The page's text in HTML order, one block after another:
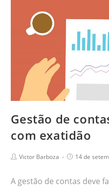
Gestão de
com exatidão
Victor Barboza 14 de
A gestão de contas deve